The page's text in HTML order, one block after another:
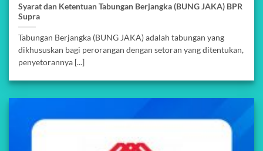
Syarat dan Ketentuan Tabungan Berjangka (BUNG JAKA) BPR
Supra
Tabungan Berjangka (BUNG JAKA) adalah tabungan yang
dikhususkan bagi perorangan dengan setoran yang ditentukan,
penyetorannya [...]